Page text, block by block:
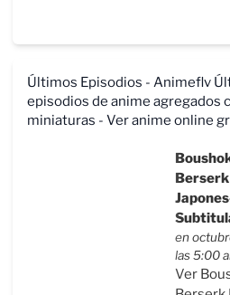
Últimos Episodios - Animeflv
episodios de anime agregados
miniaturas - Ver anime online
Berserk
en
las 5:00
Ver